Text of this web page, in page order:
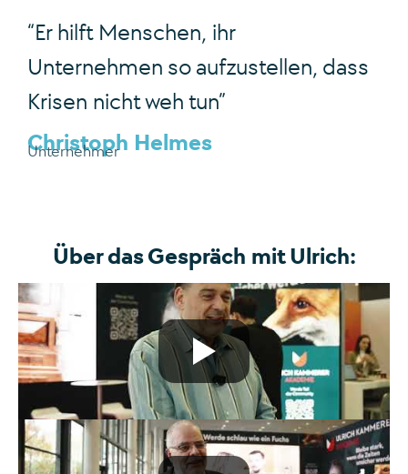
Über das Gespräch mit Ulrich:
“Er hilft Menschen, ihr
Unternehmen so aufzustellen, dass
Krisen nicht weh tun”
Christoph Helmes
Unternehmer